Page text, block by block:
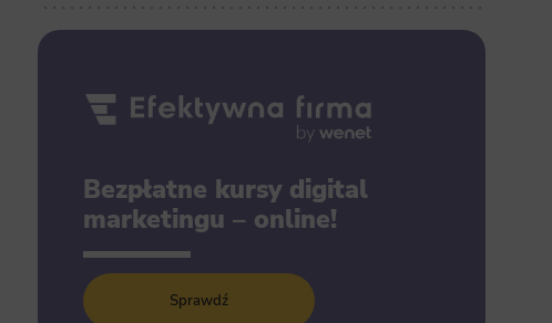
Bezpłatne kursy digital
marketingu – online!
Sprawdź